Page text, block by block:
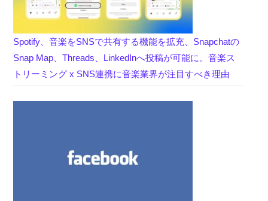
Spotify、音楽をSNSで共有する機能を拡充、Snapchatの
Snap Map、Threads、LinkedInへ投稿が可能に。音楽ス
トリーミング x SNS連携に音楽業界が注目すべき理由